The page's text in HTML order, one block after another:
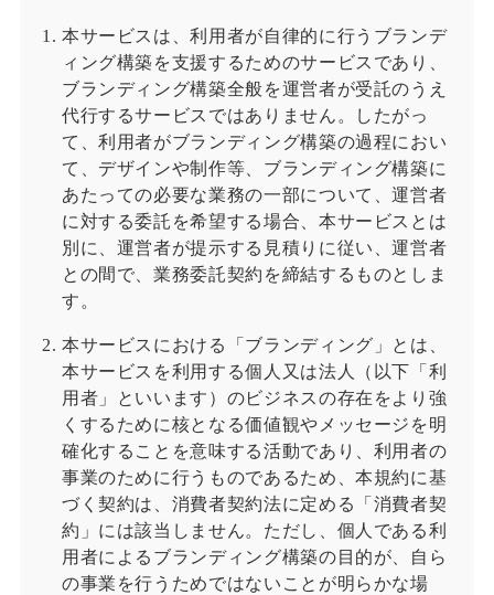
本サービスは、利用者が自律的に行うブランデ
ィング構築を支援するためのサービスであり、
ブランディング構築全般を運営者が受託のうえ
代行するサービスではありません。したがっ
て、利用者がブランディング構築の過程におい
て、デザインや制作等、ブランディング構築に
あたっての必要な業務の一部について、運営者
に対する委託を希望する場合、本サービスとは
別に、運営者が提示する見積りに従い、運営者
との間で、業務委託契約を締結するものとしま
す。
本サービスにおける「ブランディング」とは、
本サービスを利用する個人又は法人（以下「利
用者」といいます）のビジネスの存在をより強
くするために核となる価値観やメッセージを明
確化することを意味する活動であり、利用者の
事業のために行うものであるため、本規約に基
づく契約は、消費者契約法に定める「消費者契
約」には該当しません。ただし、個人である利
用者によるブランディング構築の目的が、自ら
の事業を行うためではないことが明らかな場